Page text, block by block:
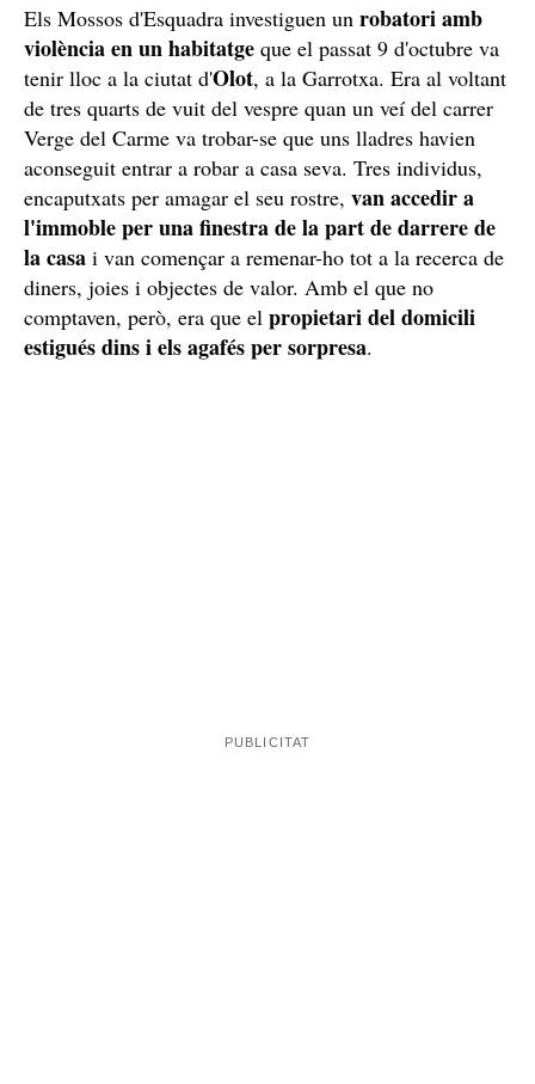
Els Mossos d'Esquadra investiguen un robatori amb
violència en un habitatge que el passat 9 d'octubre va
tenir lloc a la ciutat d'Olot, a la Garrotxa. Era al voltant
de tres quarts de vuit del vespre quan un veí del carrer
Verge del Carme va trobar-se que uns lladres havien
aconseguit entrar a robar a casa seva. Tres individus,
encaputxats per amagar el seu rostre, van accedir a
l'immoble per una finestra de la part de darrere de
la casa i van començar a remenar-ho tot a la recerca de
diners, joies i objectes de valor. Amb el que no
comptaven, però, era que el propietari del domicili
estigués dins i els agafés per sorpresa.